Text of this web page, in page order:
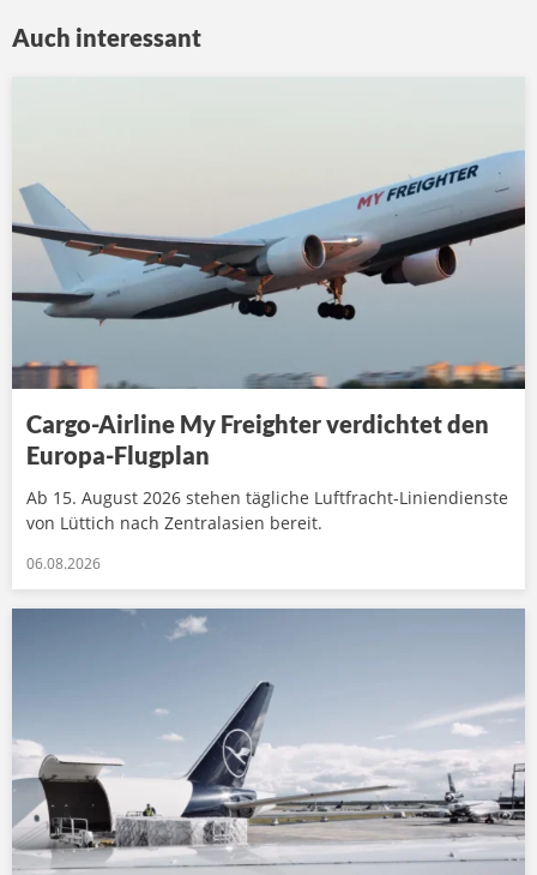
Auch interessant
Cargo-Airline My Freighter verdichtet den
Europa-Flugplan
Ab 15. August 2026 stehen tägliche Luftfracht-Liniendienste
von Lüttich nach Zentralasien bereit.
06.08.2026